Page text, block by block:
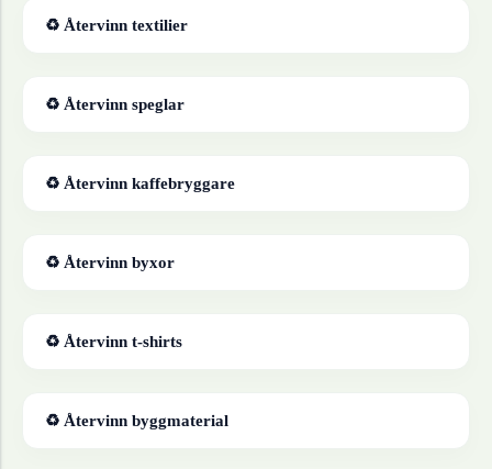
♻ Återvinn textilier
♻ Återvinn speglar
♻ Återvinn kaffebryggare
♻ Återvinn byxor
♻ Återvinn t-shirts
♻ Återvinn byggmaterial